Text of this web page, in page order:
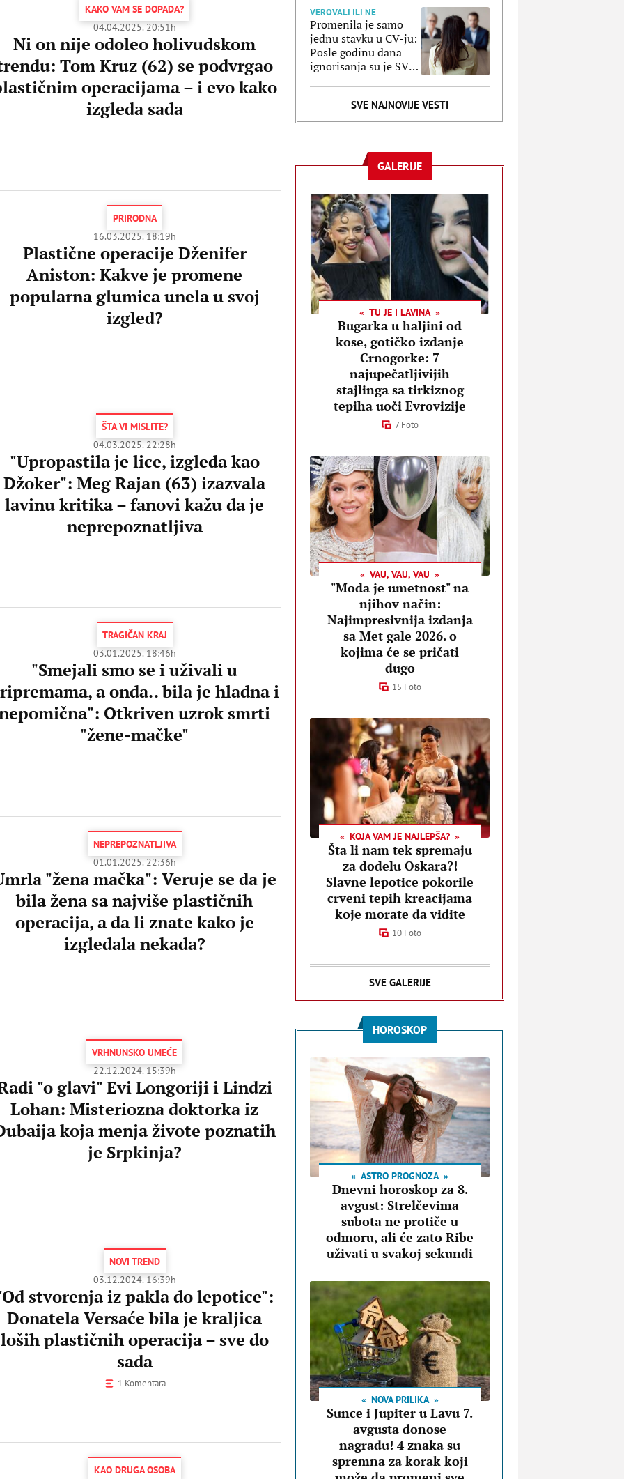
KAKO VAM SE DOPADA?
04.04.2025. 20:51h
Ni on nije odoleo holivudskom
Tom Kruz (62) se podvrgao
operacijama – i evo kako
izgleda sada
PRIRODNA
16.03.2025. 18:19h
Plastične operacije Dženifer
Aniston: Kakve je promene
popularna glumica unela u svoj
izgled?
ŠTA VI MISLITE?
04.03.2025. 22:28h
"Upropastila je lice, izgleda kao
Džoker": Meg Rajan (63) izazvala
lavinu kritika – fanovi kažu da je
neprepoznatljiva
TRAGIČAN KRAJ
03.01.2025. 18:46h
"Smejali smo se i uživali u
a onda.. bila je hladna i
Otkriven uzrok smrti
"žene-mačke"
NEPREPOZNATLJIVA
01.01.2025. 22:36h
"žena mačka": Veruje se da je
bila žena sa najviše plastičnih
operacija, a da li znate kako je
izgledala nekada?
VRHNUNSKO UMEĆE
22.12.2024. 15:39h
"o glavi" Evi Longoriji i Lindzi
Lohan: Misteriozna doktorka iz
koja menja živote poznatih
je Srpkinja?
NOVI TREND
03.12.2024. 16:39h
stvorenja iz pakla do lepotice":
Donatela Versaće bila je kraljica
loših plastičnih operacija – sve do
sada
1 Komentara
KAO DRUGA OSOBA
VEROVALI ILI NE
Promenila je samo
jednu stavku u CV-ju:
Posle godinu dana
ignorisanja su je SVI
poražavajući
SVE NAJNOVIJE VESTI
GALERIJE
TU JE I LAVINA
Bugarka u haljini od
kose, gotičko izdanje
Crnogorke: 7
najupečatljivijih
stajlinga sa tirkiznog
tepiha uoči Evrovizije
7 Foto
VAU, VAU, VAU
"Moda je umetnost" na
njihov način:
Najimpresivnija izdanja
sa Met gale 2026. o
kojima će se pričati
dugo
15 Foto
KOJA VAM JE NAJLEPŠA?
Šta li nam tek spremaju
za dodelu Oskara?!
Slavne lepotice pokorile
crveni tepih kreacijama
koje morate da vidite
10 Foto
SVE GALERIJE
HOROSKOP
ASTRO PROGNOZA
Dnevni horoskop za 8.
avgust: Strelčevima
subota ne protiče u
odmoru, ali će zato Ribe
uživati u svakoj sekundi
NOVA PRILIKA
Sunce i Jupiter u Lavu 7.
avgusta donose
nagradu! 4 znaka su
spremna za korak koji